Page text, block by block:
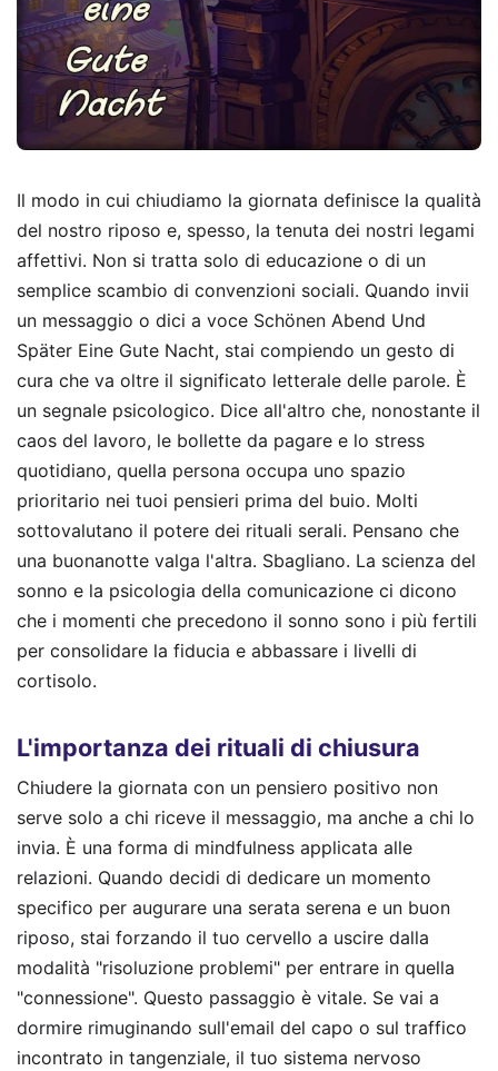
Il modo in cui chiudiamo la giornata definisce la qualità
del nostro riposo e, spesso, la tenuta dei nostri legami
affettivi. Non si tratta solo di educazione o di un
semplice scambio di convenzioni sociali. Quando invii
un messaggio o dici a voce Schönen Abend Und
Später Eine Gute Nacht, stai compiendo un gesto di
cura che va oltre il significato letterale delle parole. È
un segnale psicologico. Dice all'altro che, nonostante il
caos del lavoro, le bollette da pagare e lo stress
quotidiano, quella persona occupa uno spazio
prioritario nei tuoi pensieri prima del buio. Molti
sottovalutano il potere dei rituali serali. Pensano che
una buonanotte valga l'altra. Sbagliano. La scienza del
sonno e la psicologia della comunicazione ci dicono
che i momenti che precedono il sonno sono i più fertili
per consolidare la fiducia e abbassare i livelli di
cortisolo.
L'importanza dei rituali di chiusura
Chiudere la giornata con un pensiero positivo non
serve solo a chi riceve il messaggio, ma anche a chi lo
invia. È una forma di mindfulness applicata alle
relazioni. Quando decidi di dedicare un momento
specifico per augurare una serata serena e un buon
riposo, stai forzando il tuo cervello a uscire dalla
modalità "risoluzione problemi" per entrare in quella
"connessione". Questo passaggio è vitale. Se vai a
dormire rimuginando sull'email del capo o sul traffico
incontrato in tangenziale, il tuo sistema nervoso